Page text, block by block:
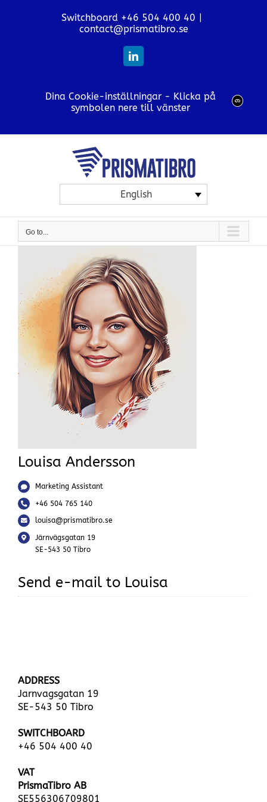
Switchboard +46 504 400 40 |
contact@prismatibro.se
LinkedIn
Dina Cookie-inställningar - Klicka på
symbolen nere till vänster
English
Go to...
Louisa Andersson
Marketing Assistant
+46 504 765 140
louisa@prismatibro.se
Järnvägsgatan 19
SE-543 50 Tibro
Send e-mail to Louisa
ADDRESS
Jarnvagsgatan 19
SE-543 50 Tibro
SWITCHBOARD
+46 504 400 40
VAT
PrismaTibro AB
SE556306709801